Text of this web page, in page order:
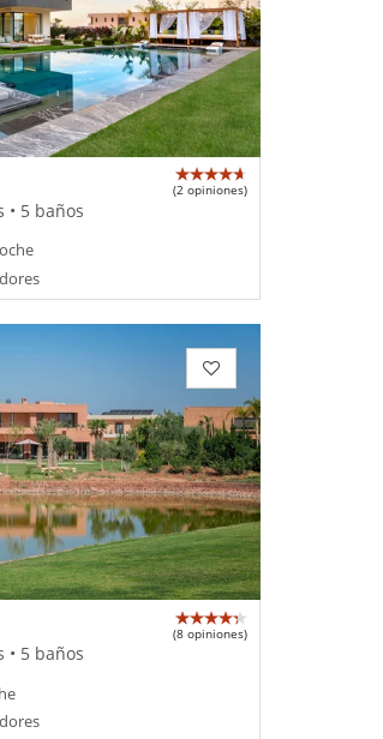
(2 opiniones)
• 5 baños
(8 opiniones)
• 5 baños